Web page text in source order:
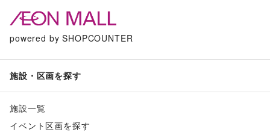
powered by SHOPCOUNTER
施設・区画を探す
施設一覧
イベント区画を探す